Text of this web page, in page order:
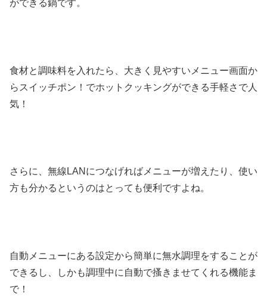
ができる鍋です。
食材と調味料を入れたら、大きく見やすいメニュー画面か
らスイッチポン！でホットクッキングができる手軽さで人
気！
さらに、無線LANにつなげればメニューが増えたり、使い
方も分かるというのはとっても便利ですよね。
自動メニューにある設定から簡単に無水調理をすることが
できるし、しかも調理中に自動で搔きませてくれる機能ま
で！